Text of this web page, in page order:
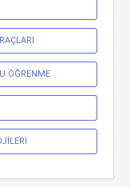
ÖĞRENME